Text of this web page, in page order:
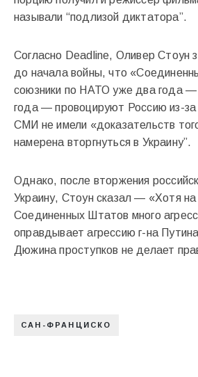
называли “подлизой диктатора”.
Согласно Deadline, Оливер Стоун
до начала войны, что
союзники по НАТО уже два года —
года — провоцируют Россию из-за
СМИ не имели «доказательств
намерена вторгнуться в Украину”.
Однако, после вторжения
Украину, Стоун сказал — «Хотя на
Соединенных Штатов много
оправдывает агрессию г-на
Дюжина проступков не делает
САН-ФРАНЦИСКО